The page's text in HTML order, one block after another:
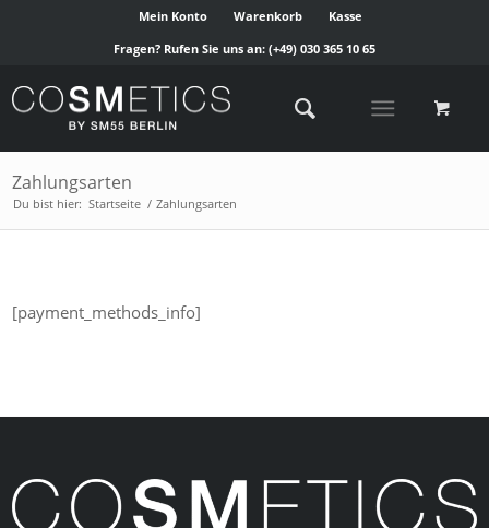
Mein Konto Warenkorb
Kasse
Fragen? Rufen Sie uns an: (+49) 030 365 10 65
Zahlungsarten
Du bist hier: Startseite / Zahlungsarten
[payment_methods_info]